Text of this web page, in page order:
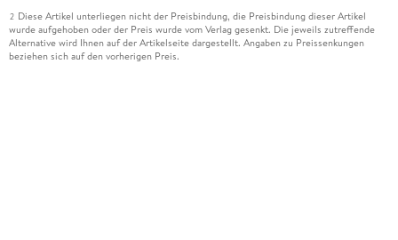
2 Diese Artikel unterliegen nicht der Preisbindung, die Preisbindung dieser Artikel
wurde aufgehoben oder der Preis wurde vom Verlag gesenkt. Die jeweils zutreffende
Alternative wird Ihnen auf der Artikelseite dargestellt. Angaben zu Preissenkungen
beziehen sich auf den vorherigen Preis.